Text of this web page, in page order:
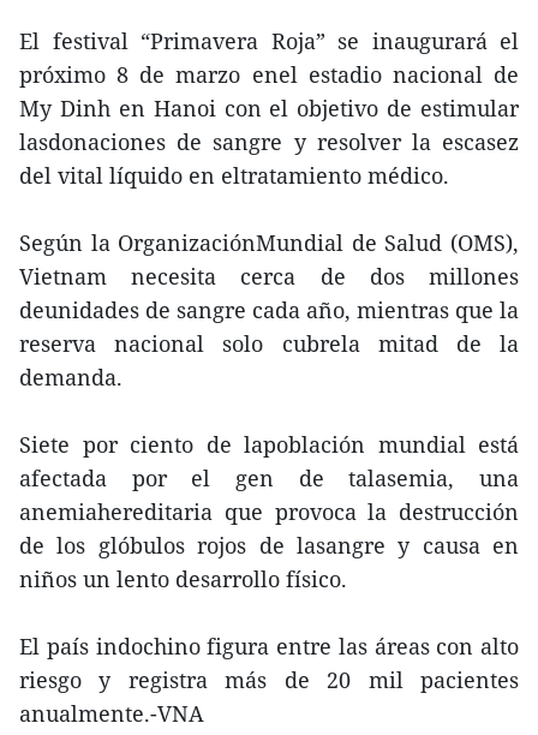
El festival “Primavera Roja” se inaugurará el
próximo 8 de marzo enel estadio nacional de
My Dinh en Hanoi con el objetivo de estimular
lasdonaciones de sangre y resolver la escasez
del vital líquido en eltratamiento médico.
Según la OrganizaciónMundial de Salud (OMS),
Vietnam necesita cerca de dos millones
deunidades de sangre cada año, mientras que la
reserva nacional solo cubrela mitad de la
demanda.
Siete por ciento de lapoblación mundial está
afectada por el gen de talasemia, una
anemiahereditaria que provoca la destrucción
de los glóbulos rojos de lasangre y causa en
niños un lento desarrollo físico.
El país indochino figura entre las áreas con alto
riesgo y registra más de 20 mil pacientes
anualmente.-VNA